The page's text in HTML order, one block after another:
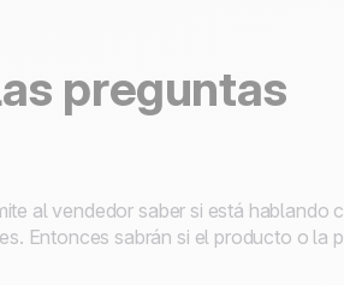
preguntas
al vendedor saber si está hablando
Entonces sabrán si el producto o la